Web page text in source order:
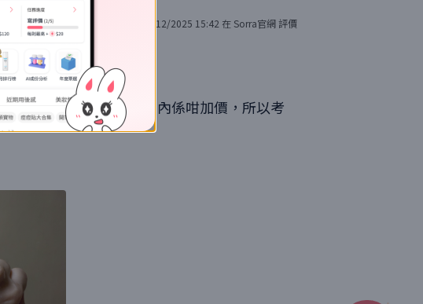
21/12/2025 15:42 在Sorra官網評價
覺得會一直回購但短期內係咁加價，所以考